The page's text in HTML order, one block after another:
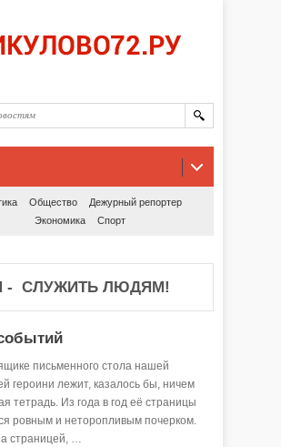
Общество
Дежурный репортер
Экономика
Спорт
- СЛУЖИТЬ ЛЮДЯМ!
письменного стола нашей
героини лежит, казалось бы, ничем
тетрадь. Из года в год её страницы
ровным и неторопливым почерком.
страницей, …